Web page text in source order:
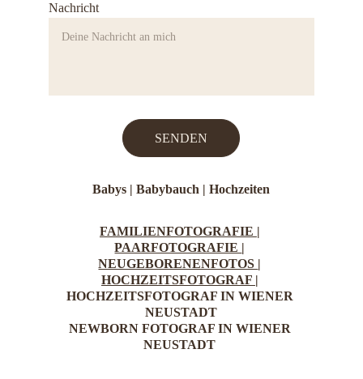
Babys | Babybauch | Hochzeiten
FAMILIENFOTOGRAFIE |
PAARFOTOGRAFIE |
NEUGEBORENENFOTOS |
HOCHZEITSFOTOGRAF |
HOCHZEITSFOTOGRAF IN WIENER
NEUSTADT
NEWBORN FOTOGRAF IN WIENER
NEUSTADT
Nachricht
SENDEN